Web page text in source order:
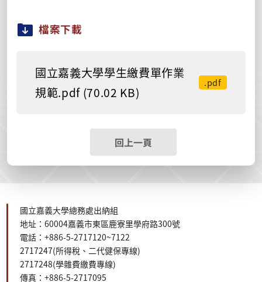
檔案下載
國立嘉義大學學生繳費單作業
規範.pdf (70.02 KB)
.pdf
回上一頁
國立嘉義大學總務處出納組
地址：60004嘉義市東區鹿寮里學府路300號
電話：+886-5-2717120~7122
2717247(所得稅、二代健保專線)
2717248(學雜費繳費專線)
傳真：+886-5-2717095